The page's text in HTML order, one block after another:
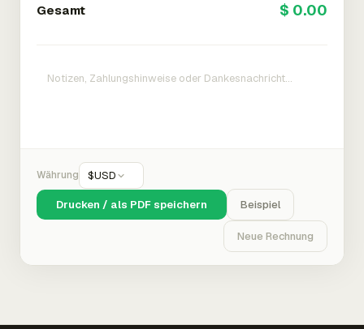
Gesamt $ 0.00
Währung $USD
Drucken / als PDF speichern Beispiel
Neue Rechnung